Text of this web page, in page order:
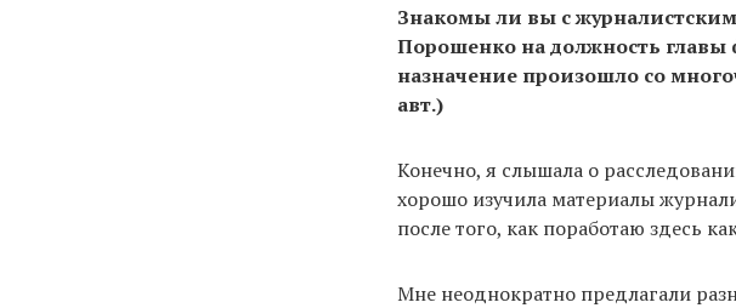
Знакомы ли вы с
Порошенко на должность
назначение произошло со
авт.)
Конечно, я слышала о
хорошо изучила материалы
после того, как поработаю здесь
Мне неоднократно предлагали